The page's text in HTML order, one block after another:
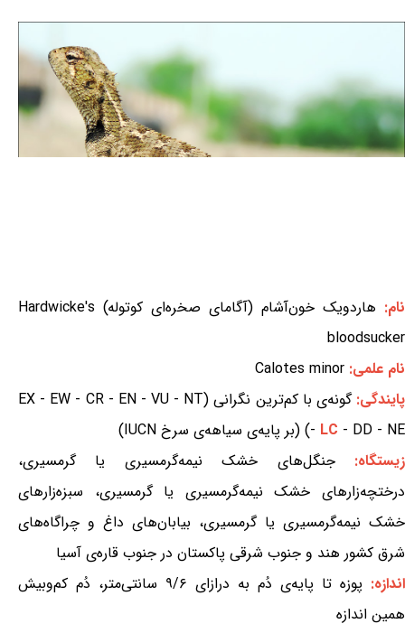
نام:
هاردویک خون‌آشام (آگامای صخره‌ای کوتوله) Hardwicke's
bloodsucker
نام علمی: Calotes minor
پایندگی:
گونه‌ی با کم‌ترین نگرانی (EX - EW - CR - EN - VU - NT
- LC - DD - NE) (بر پایه‌ی سیاهه‌ی سرخ IUCN)
زیستگاه:جنگل‌های خشک نیمه‌گرمسیری یا گرمسیری،
درختچه‌زارهای خشک نیمه‌گرمسیری یا گرمسیری، سبزه‌زارهای
خشک نیمه‌گرمسیری یا گرمسیری، بیابان‌های داغ و چراگاه‌های
شرق کشور هند و جنوب شرقی پاکستان در جنوب قاره‌ی آسیا
اندازه:
پوزه تا پایه‌ی دُم به درازای ۹/۶ سانتی‌متر، دُم کم‌وبیش
همین اندازه